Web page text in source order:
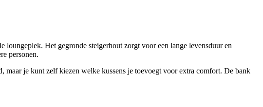
Het gegronde steigerhout zorgt voor een lange levensduur en
personen.
je kunt zelf kiezen welke kussens je toevoegt voor extra comfort. De bank